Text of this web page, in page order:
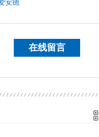
安德
在线留言